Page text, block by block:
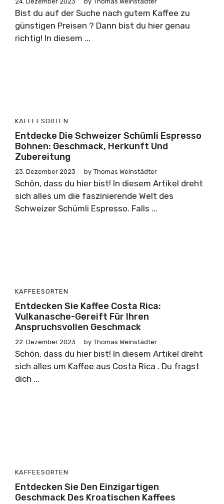
Bist du auf der Suche nach gutem Kaffee zu
günstigen Preisen ? Dann bist du hier genau
richtig! In diesem ...
KAFFEESORTEN
Entdecke Die Schweizer Schümli Espresso
Bohnen: Geschmack, Herkunft Und
Zubereitung
23. Dezember 2023 by Thomas Weinstädter
Schön, dass du hier bist! In diesem Artikel dreht
sich alles um die faszinierende Welt des
Schweizer Schümli Espresso. Falls ...
KAFFEESORTEN
Entdecken Sie Kaffee Costa Rica:
Vulkanasche-Gereift Für Ihren
Anspruchsvollen Geschmack
22. Dezember 2023 by Thomas Weinstädter
Schön, dass du hier bist! In diesem Artikel dreht
sich alles um Kaffee aus Costa Rica . Du fragst
dich ...
KAFFEESORTEN
Entdecken Sie Den Einzigartigen
Geschmack Des Kroatischen Kaffees